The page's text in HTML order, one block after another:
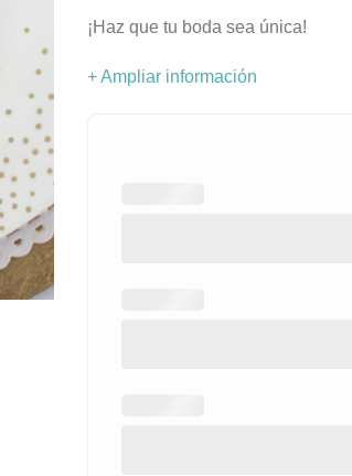
¡Haz que tu boda sea única!
+ Ampliar información